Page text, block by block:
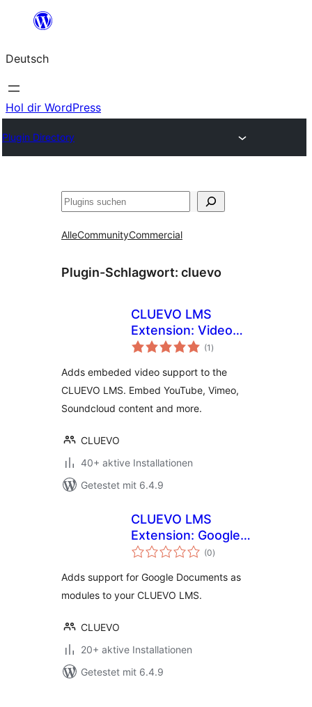
springen
Deutsch
Hol dir WordPress
Plugin Directory
Suchen
AlleCommunityCommercial
Plugin-Schlagwort: cluevo
CLUEVO LMS
Extension: Video
Tutorial Manager
other oEmbed
providers)
(1 Bewertungen
insgesamt
)
Adds embeded video support to the
CLUEVO LMS. Embed YouTube, Vimeo,
Soundcloud content and more.
CLUEVO
40+ aktive Installationen
Getestet mit 6.4.9
CLUEVO LMS
Extension: Google
Documents as
(0Bewertungen
insgesamt
)
Adds support for Google Documents as
modules to your CLUEVO LMS.
CLUEVO
20+ aktive Installationen
Getestet mit 6.4.9